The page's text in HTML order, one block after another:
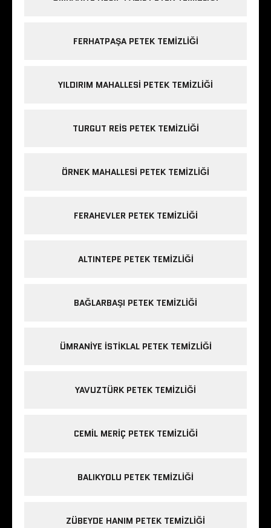
FERHATPAŞA PETEK TEMIZLIĞI
YILDIRIM MAHALLESI PETEK TEMIZLIĞI
TURGUT REIS PETEK TEMIZLIĞI
ÖRNEK MAHALLESI PETEK TEMIZLIĞI
FERAHEVLER PETEK TEMIZLIĞI
ALTINTEPE PETEK TEMIZLIĞI
BAĞLARBAŞI PETEK TEMIZLIĞI
ÜMRANIYE ISTIKLAL PETEK TEMIZLIĞI
YAVUZTÜRK PETEK TEMIZLIĞI
CEMIL MERIÇ PETEK TEMIZLIĞI
BALIKYOLU PETEK TEMIZLIĞI
ZÜBEYDE HANIM PETEK TEMIZLIĞI